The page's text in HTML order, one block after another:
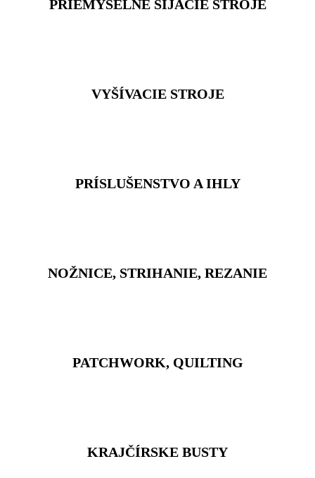
PRIEMYSELNÉ ŠIJACIE STROJE
VYŠÍVACIE STROJE
PRÍSLUŠENSTVO A IHLY
NOŽNICE, STRIHANIE, REZANIE
PATCHWORK, QUILTING
KRAJČÍRSKE BUSTY